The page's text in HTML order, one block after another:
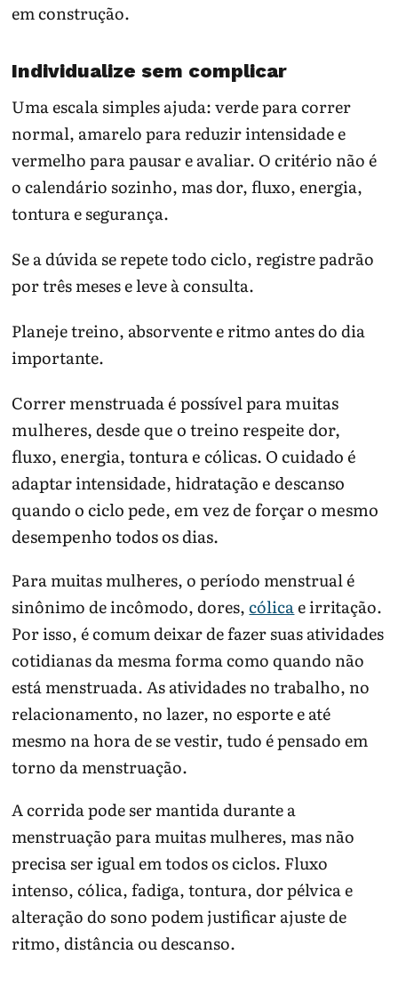
em construção.
Individualize sem complicar
Uma escala simples ajuda: verde para correr
normal, amarelo para reduzir intensidade e
vermelho para pausar e avaliar. O critério não é
o calendário sozinho, mas dor, fluxo, energia,
tontura e segurança.
Se a dúvida se repete todo ciclo, registre padrão
por três meses e leve à consulta.
Planeje treino, absorvente e ritmo antes do dia
importante.
Correr menstruada é possível para muitas
mulheres, desde que o treino respeite dor,
fluxo, energia, tontura e cólicas. O cuidado é
adaptar intensidade, hidratação e descanso
quando o ciclo pede, em vez de forçar o mesmo
desempenho todos os dias.
Para muitas mulheres, o período menstrual é
sinônimo de incômodo, dores,cólicae irritação.
Por isso, é comum deixar de fazer suas atividades
cotidianas da mesma forma como quando não
está menstruada. As atividades no trabalho, no
relacionamento, no lazer, no esporte e até
mesmo na hora de se vestir, tudo é pensado em
torno da menstruação.
A corrida pode ser mantida durante a
menstruação para muitas mulheres, mas não
precisa ser igual em todos os ciclos. Fluxo
intenso, cólica, fadiga, tontura, dor pélvica e
alteração do sono podem justificar ajuste de
ritmo, distância ou descanso.